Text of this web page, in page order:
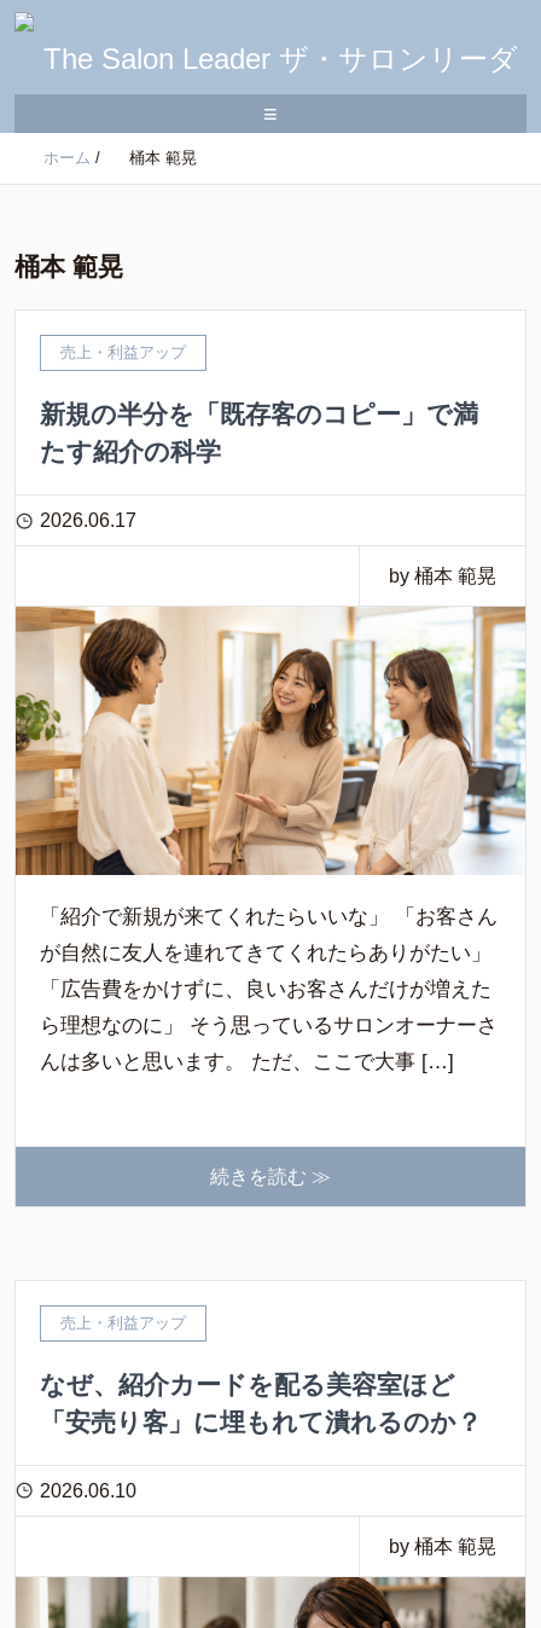
≡
ホーム / 桶本 範晃
桶本 範晃
売上・利益アップ
新規の半分を「既存客のコピー」で満
たす紹介の科学
2026.06.17
by 桶本 範晃
「紹介で新規が来てくれたらいいな」 「お客さん
が自然に友人を連れてきてくれたらありがたい」
「広告費をかけずに、良いお客さんだけが増えた
ら理想なのに」 そう思っているサロンオーナーさ
んは多いと思います。 ただ、ここで大事 […]
続きを読む ≫
売上・利益アップ
なぜ、紹介カードを配る美容室ほど
「安売り客」に埋もれて潰れるのか？
2026.06.10
by 桶本 範晃